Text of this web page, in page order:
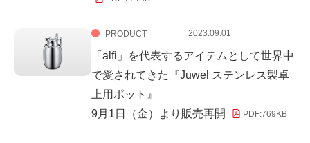
PRODUCT 2023.09.01
「alfi」を代表するアイテムとして世界中
で愛されてきた『Juwel ステンレス製卓
上用ポット』
9月1日（金）より販売再開
PDF:769KB